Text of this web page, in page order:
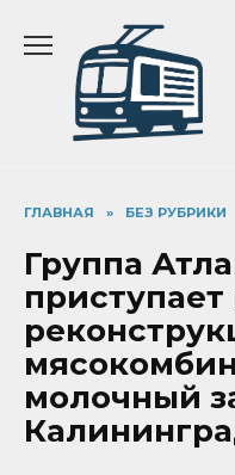
содержанию
ГЛАВНАЯ » БЕЗ РУБРИКИ
Группа
приступает
молочный